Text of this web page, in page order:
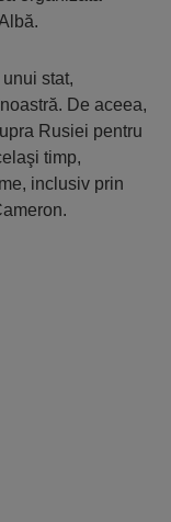
stat,
De aceea,
Rusiei pentru
timp,
inclusiv prin